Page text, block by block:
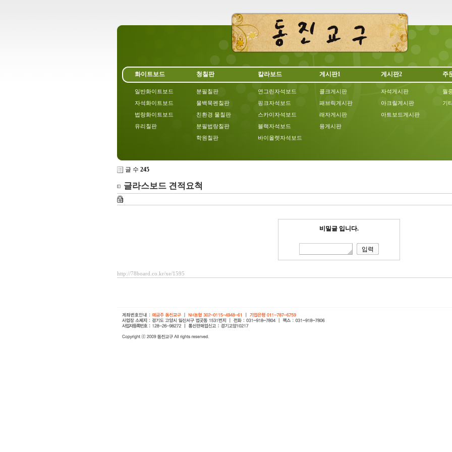
화이트보드
일반화이트보드
자석화이트보드
법랑화이트보드
유리칠판
청칠판
분필칠판
물백묵펜칠판
친환경 물칠판
분필법랑칠판
학원칠판
칼라보드
연그린자석보드
핑크자석보드
스카이자석보드
블랙자석보드
바이올렛자석보드
게시판1
콜크게시판
패브릭게시판
래자게시판
융게시판
게시판2
자석게시판
아크릴게시판
아트보드게시판
주
월
기
글 수 245
글라스보드 견적요척
비밀글 입니다.
http://78board.co.kr/xe/1595